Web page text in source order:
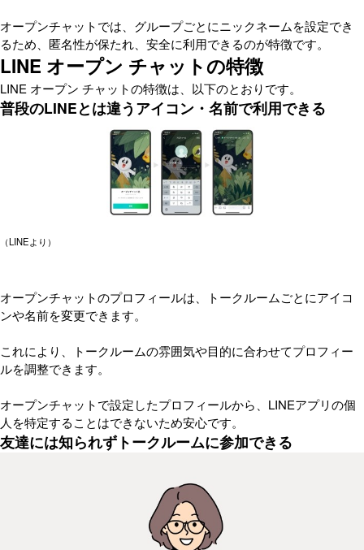
オープンチャットでは、グループごとにニックネームを設定でき
るため、匿名性が保たれ、安全に利用できるのが特徴です。
LINE オープン チャットの特徴
LINE オープン チャットの特徴は、以下のとおりです。
普段のLINEとは違うアイコン・名前で利用できる
（LINEより）
オープンチャットのプロフィールは、トークルームごとにアイコ
ンや名前を変更できます。
これにより、トークルームの雰囲気や目的に合わせてプロフィー
ルを調整できます。
オープンチャットで設定したプロフィールから、LINEアプリの個
人を特定することはできないため安心です。
友達には知られずトークルームに参加できる